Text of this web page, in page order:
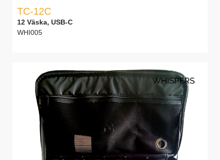
TC-12C
12 Väska, USB-C
WHI005